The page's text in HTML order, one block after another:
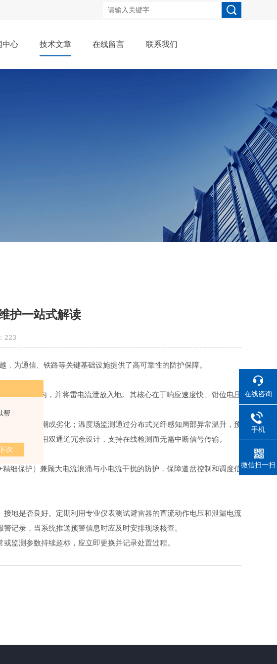
帮
中心 技术文章 在线留言 联系我们
护一站式解读
223
为通信、铁路等关键基础设施提供了高可靠性的防护保障。
受范围内，并将雷电流泄放入地。其核心在于响应速度快、钳位电压
内部受潮或劣化；温度场监测通过分布式光纤感知局部异常温升，预
型号还采用双通道冗余设计，支持在线检测而无需中断信号传输。
保护）兼顾大电流浪涌与小电流干扰的防护，保障道岔控制和调度信
地是否良好。定期利用专业仪表测试避雷器的直流动作电压和泄漏电流
记录，当系统推送预警信息时应及时安排现场核查。
测参数持续超标，应立即更换并记录处置过程。
在线咨询
手机
微信扫一扫